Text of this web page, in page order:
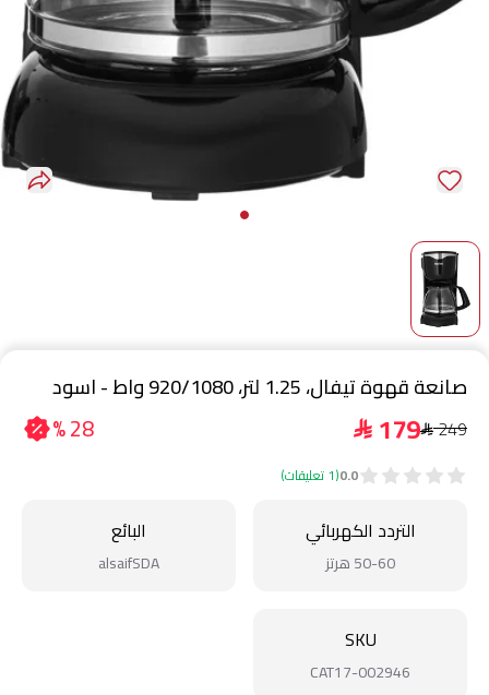
صانعة قهوة تيفال، 1.25 لتر، 920/1080 واط - اسود
249
$
179
$
28 %
0.0(1 تعليقات)
التردد الكهربائي
50-60 هرتز
البائع
alsaifSDA
SKU
CAT17-002946